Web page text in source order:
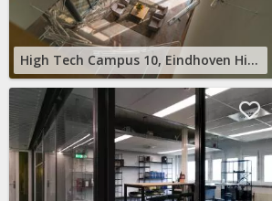
Neem contact op
High Tech Campus 10, Eindhoven High Tech Campus